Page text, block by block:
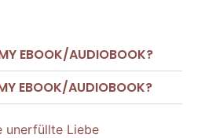
EBOOK/AUDIOBOOK?
EBOOK/AUDIOBOOK?
unerfüllte Liebe